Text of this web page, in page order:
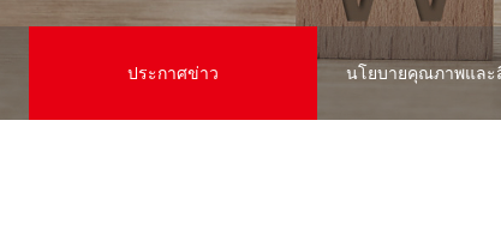
ประกาศข่าว นโยบายคุณภาพและ